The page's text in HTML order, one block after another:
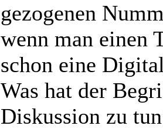
gezogenen
wenn man einen
schon eine
Was hat der
Diskussion zu